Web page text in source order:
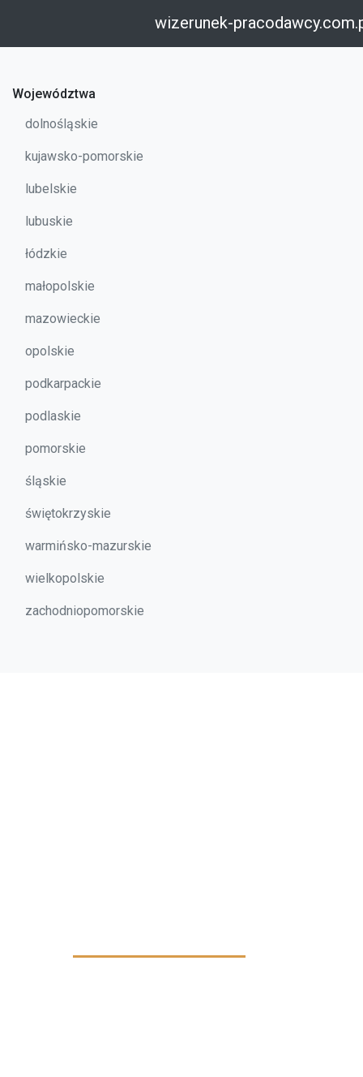
wizerunek-
Województwa
dolnośląskie
kujawsko-pomorskie
lubelskie
lubuskie
łódzkie
małopolskie
mazowieckie
opolskie
podkarpackie
podlaskie
pomorskie
śląskie
świętokrzyskie
warmińsko-mazurskie
wielkopolskie
zachodniopomorskie